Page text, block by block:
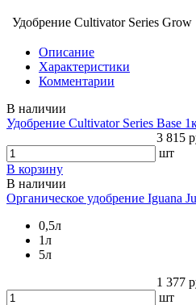
Удобрение Cultivator Series Grow
Описание
Характеристики
Комментарии
В наличии
Удобрение Cultivator Series Base
3 815
шт
В корзину
В наличии
Органическое удобрение Iguana
0,5л
1л
5л
1 377
шт